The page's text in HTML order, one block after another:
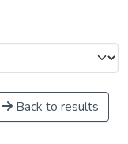
Back to results